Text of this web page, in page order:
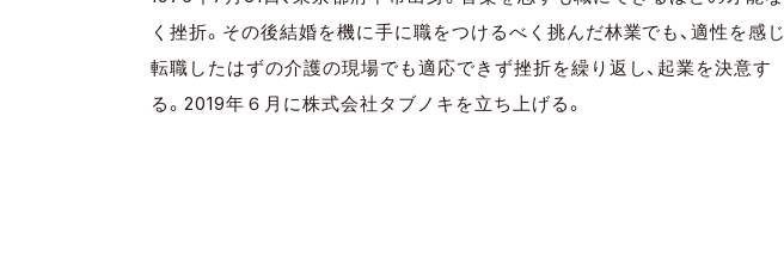
く挫折。その後結婚を機に手に職をつけるべく挑んだ林業でも、適性を感じ
転職したはずの介護の現場でも適応できず挫折を繰り返し、起業を決意す
る。2019年６月に株式会社タブノキを立ち上げる。